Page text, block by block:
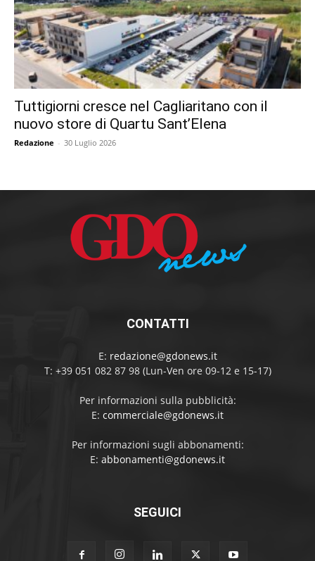
Tuttigiorni cresce nel Cagliaritano con il
nuovo store di Quartu Sant’Elena
Redazione - 30 Luglio 2026
CONTATTI
E: redazione@gdonews.it
T: +39 051 082 87 98 (Lun-Ven ore 09-12 e 15-17)
Per informazioni sulla pubblicità:
E: commerciale@gdonews.it
Per informazioni sugli abbonamenti:
E: abbonamenti@gdonews.it
SEGUICI